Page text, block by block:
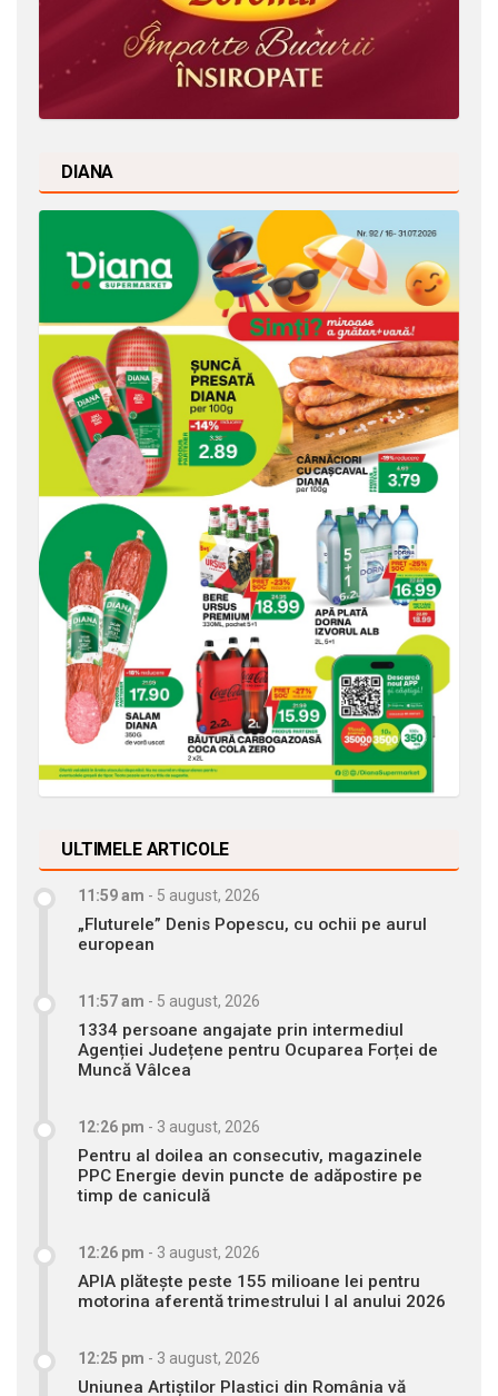
DIANA
ULTIMELE ARTICOLE
11:59 am - 5 august, 2026
„Fluturele” Denis Popescu, cu ochii pe aurul
european
11:57 am - 5 august, 2026
1334 persoane angajate prin intermediul
Agenției Județene pentru Ocuparea Forței de
Muncă Vâlcea
12:26 pm - 3 august, 2026
Pentru al doilea an consecutiv, magazinele
PPC Energie devin puncte de adăpostire pe
timp de caniculă
12:26 pm - 3 august, 2026
APIA plătește peste 155 milioane lei pentru
motorina aferentă trimestrului I al anului 2026
12:25 pm - 3 august, 2026
Uniunea Artiștilor Plastici din România vă